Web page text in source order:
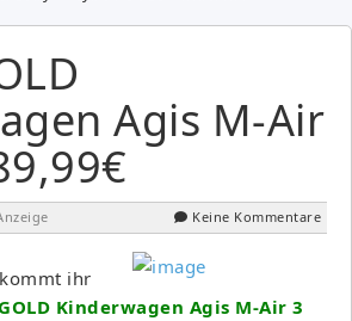
Agis M-Air
Keine Kommentare
ihr
Kinderwagen Agis M-Air 3